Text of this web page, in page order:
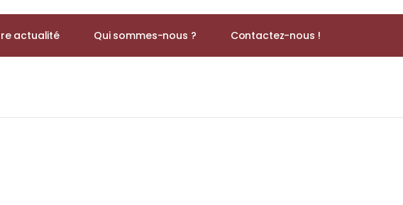
actualité Qui sommes-nous ? Contactez-nous !